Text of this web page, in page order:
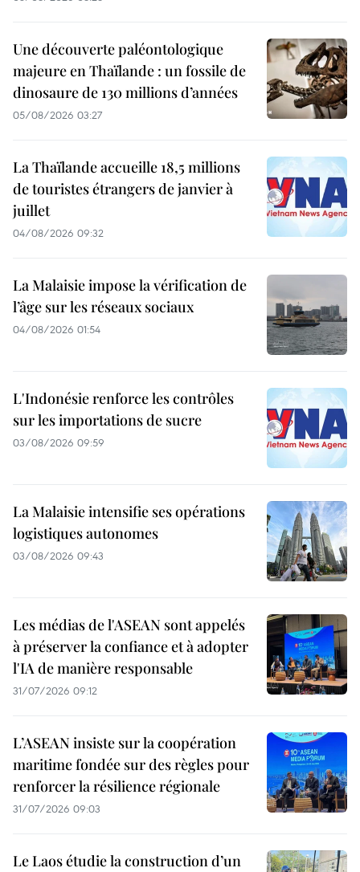
Une découverte paléontologique
majeure en Thaïlande : un fossile de
dinosaure de 130 millions d’années
05/08/2026 03:27
La Thaïlande accueille 18,5 millions
de touristes étrangers de janvier à
juillet
04/08/2026 09:32
La Malaisie impose la vérification de
l’âge sur les réseaux sociaux
04/08/2026 01:54
L'Indonésie renforce les contrôles
sur les importations de sucre
03/08/2026 09:59
La Malaisie intensifie ses opérations
logistiques autonomes
03/08/2026 09:43
Les médias de l'ASEAN sont appelés
à préserver la confiance et à adopter
l'IA de manière responsable
31/07/2026 09:12
L’ASEAN insiste sur la coopération
maritime fondée sur des règles pour
renforcer la résilience régionale
31/07/2026 09:03
Le Laos étudie la construction d’un